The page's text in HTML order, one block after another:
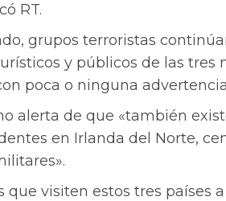
RT.
grupos terroristas
y públicos de las tres
poca o ninguna
alerta de que «también
en Irlanda del Norte,
visiten estos tres países